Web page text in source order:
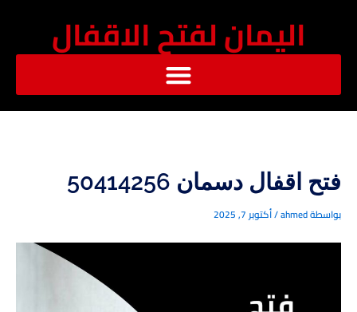
اليمان لفتح الاقفال
فتح اقفال دسمان 50414256
بواسطةahmed
/أكتوبر 7, 2025